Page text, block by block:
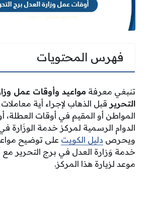
فهرس المحتويات
تنبغي معرفة مواعيد وأوقات عمل
التحرير قبل الذهاب لإجراء أية
المواطن أو المقيم في أوقات العطلة،
الدوام الرسمية لمركز خدمة الوزَارة
ويحرص دليل الكويت على توضيح
خدمة وَزارة العدل في برج التحرير مع
موعد لزيارة هذا المركز.